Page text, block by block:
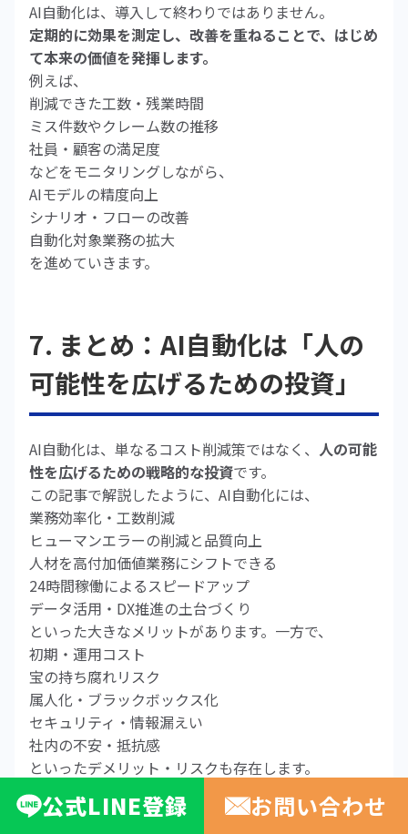
AI自動化は、導入して終わりではありません。
定期的に効果を測定し、改善を重ねることで、はじめ
て本来の価値を発揮します。
例えば、
削減できた工数・残業時間
ミス件数やクレーム数の推移
社員・顧客の満足度
などをモニタリングしながら、
AIモデルの精度向上
シナリオ・フローの改善
自動化対象業務の拡大
を進めていきます。
7. まとめ：AI自動化は「人の
可能性を広げるための投資」
AI自動化は、単なるコスト削減策ではなく、 人の可能
性を広げるための戦略的な投資です。
この記事で解説したように、AI自動化には、
業務効率化・工数削減
ヒューマンエラーの削減と品質向上
人材を高付加価値業務にシフトできる
24時間稼働によるスピードアップ
データ活用・DX推進の土台づくり
といった大きなメリットがあります。一方で、
初期・運用コスト
宝の持ち腐れリスク
属人化・ブラックボックス化
セキュリティ・情報漏えい
社内の不安・抵抗感
といったデメリット・リスクも存在します。
成功の秘訣は、
業務の見える化と優先順位付け
公式LINE登録 お問い合わせ